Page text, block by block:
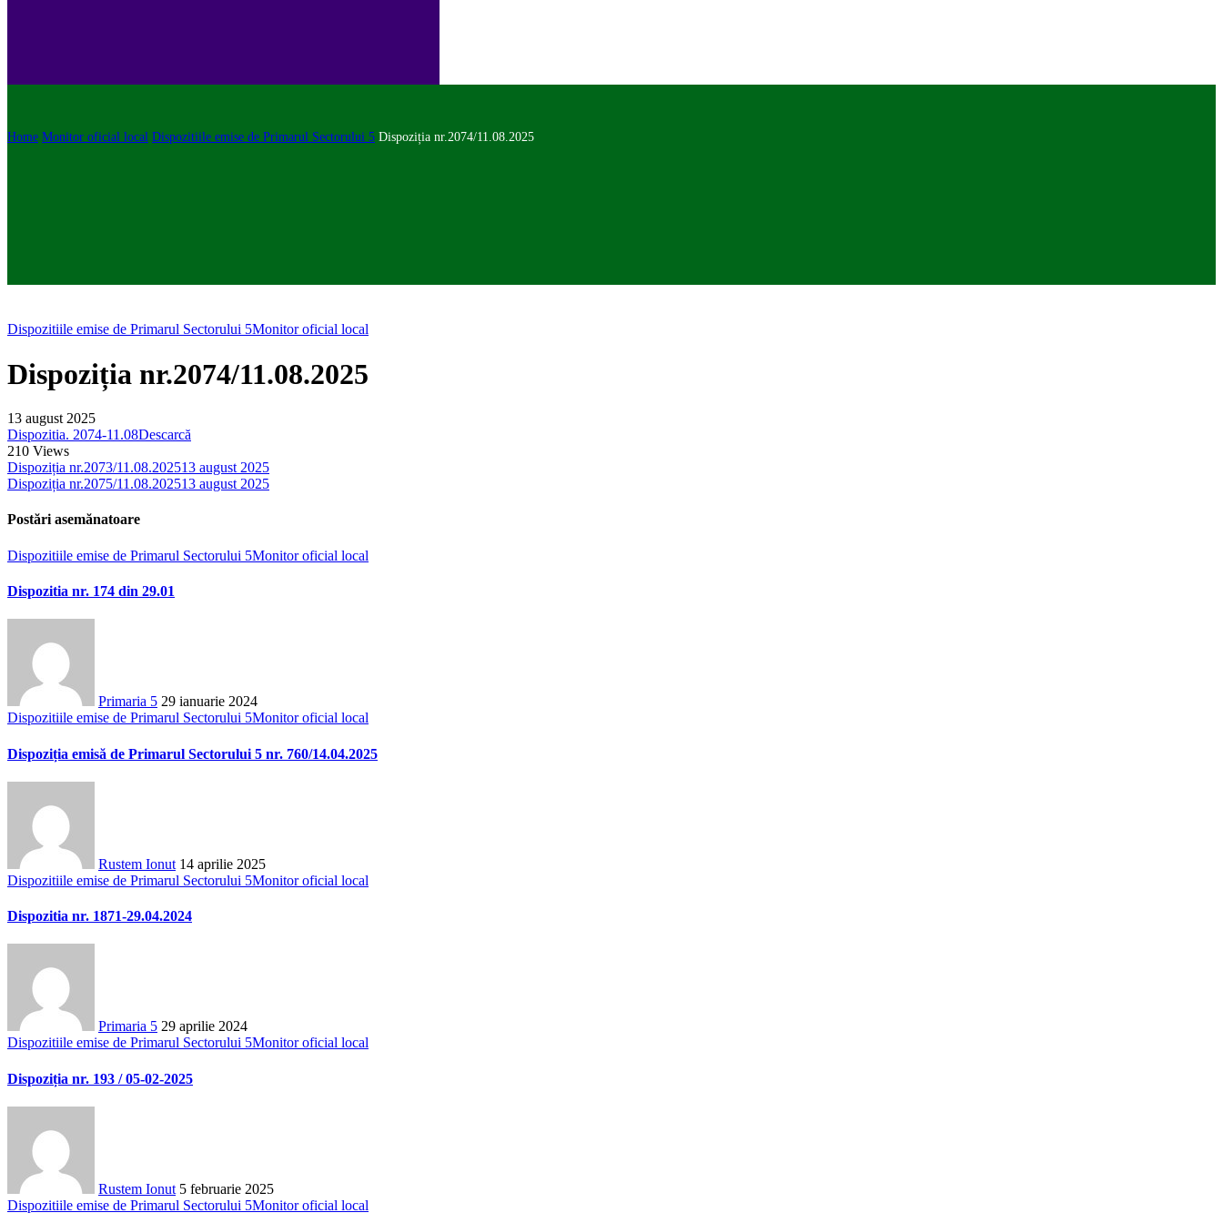
Home Monitor oficial local Dispozitiile emise de Primarul Sectorului 5 Dispoziția nr.2074/11.08.2025
Dispozitiile emise de Primarul Sectorului 5Monitor oficial local
Dispoziția nr.2074/11.08.2025
13 august 2025
Dispozitia. 2074-11.08Descarcă
210 Views
Dispoziția nr.2073/11.08.202513 august 2025
Dispoziția nr.2075/11.08.202513 august 2025
Postări asemănatoare
Dispozitiile emise de Primarul Sectorului 5Monitor oficial local
Dispozitia nr. 174 din 29.01
Primaria 5 29 ianuarie 2024
Dispozitiile emise de Primarul Sectorului 5Monitor oficial local
Dispoziția emisă de Primarul Sectorului 5 nr. 760/14.04.2025
Rustem Ionut 14 aprilie 2025
Dispozitiile emise de Primarul Sectorului 5Monitor oficial local
Dispozitia nr. 1871-29.04.2024
Primaria 5 29 aprilie 2024
Dispozitiile emise de Primarul Sectorului 5Monitor oficial local
Dispoziția nr. 193 / 05-02-2025
Rustem Ionut 5 februarie 2025
Dispozitiile emise de Primarul Sectorului 5Monitor oficial local